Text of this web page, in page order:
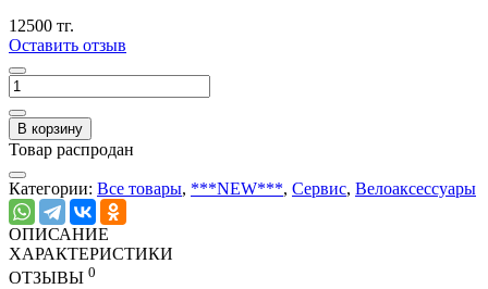
12500 тг.
Оставить отзыв
В корзину
Товар распродан
Категории: Все товары, ***NEW***, Сервис, Велоаксессуары
ОПИСАНИЕ
ХАРАКТЕРИСТИКИ
ОТЗЫВЫ 0